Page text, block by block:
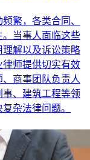
繁，各类合同、
当事人面临这些
解以及诉讼策略
师提供切实有效
商事团队负责人
、建筑工程等领
杂法律问题。